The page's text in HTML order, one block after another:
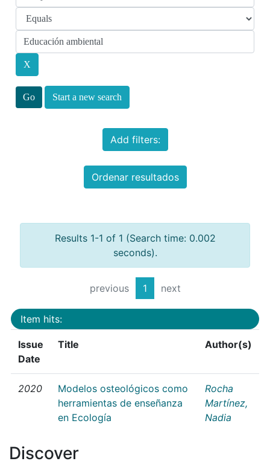
Start a new search
Add filters:
Ordenar resultados
Results 1-1 of 1 (Search time: 0.002
seconds).
previous 1 next
Item hits:
Issue
Date
Title Author(s)
2020
Modelos osteológicos como
herramientas de enseñanza
en Ecología
Rocha
Martínez,
Nadia
Discover